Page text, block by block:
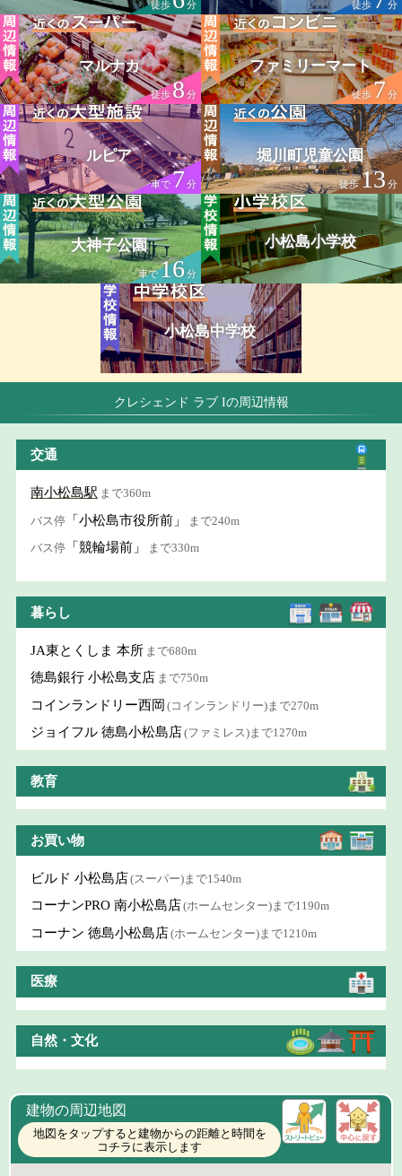
徒歩 分 徒歩 分
マルナカ
徒歩8分
ファミリーマート
徒歩7分
ルピア
車で7分
堀川町児童公園
徒歩13 分
大神子公園
車で16分
小松島小学校
小松島中学校
クレシェンド ラブ Iの周辺情報
交通
南小松島駅 まで360m
バス停 「小松島市役所前」 まで240m
バス停 「競輪場前」 まで330m
暮らし
JA東とくしま 本所 まで680m
徳島銀行 小松島支店 まで750m
コインランドリー西岡 (コインランドリー)まで270m
ジョイフル 徳島小松島店(ファミレス)まで1270m
教育
お買い物
ビルド 小松島店(スーパー)まで1540m
コーナンPRO 南小松島店(ホームセンター)まで1190m
コーナン 徳島小松島店(ホームセンター)まで1210m
医療
自然・文化
建物の周辺地図
地図をタップすると建物からの距離と時間を
コチラに表示します